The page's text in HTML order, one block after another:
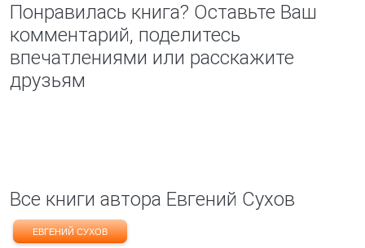
Понравилась книга? Оставьте Ваш
комментарий, поделитесь
впечатлениями или расскажите
друзьям
Все книги автора Евгений Сухов
ЕВГЕНИЙ СУХОВ